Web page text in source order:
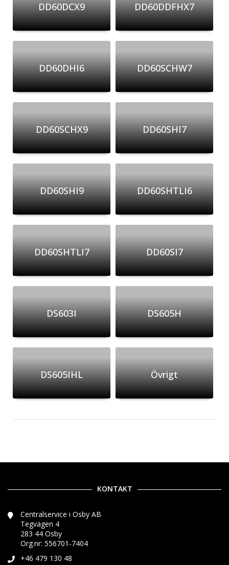
DD60DCX9 DD60DDFHX7
DD60DHI6 DD60SCHW7
DD60SCHX9 DD60SHI7
DD60SHI9 DD60SHTLI6
DD60SHTLI7 DD60SI7
DS603I DS605H
DS605IHL Övrigt
KONTAKT
Centralservice i Osby AB
Tegvägen 4
283 44 Osby
Org.nr: 556701-7404
+46 479 130 48